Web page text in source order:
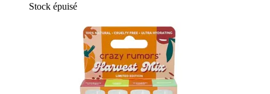
Stock épuisé